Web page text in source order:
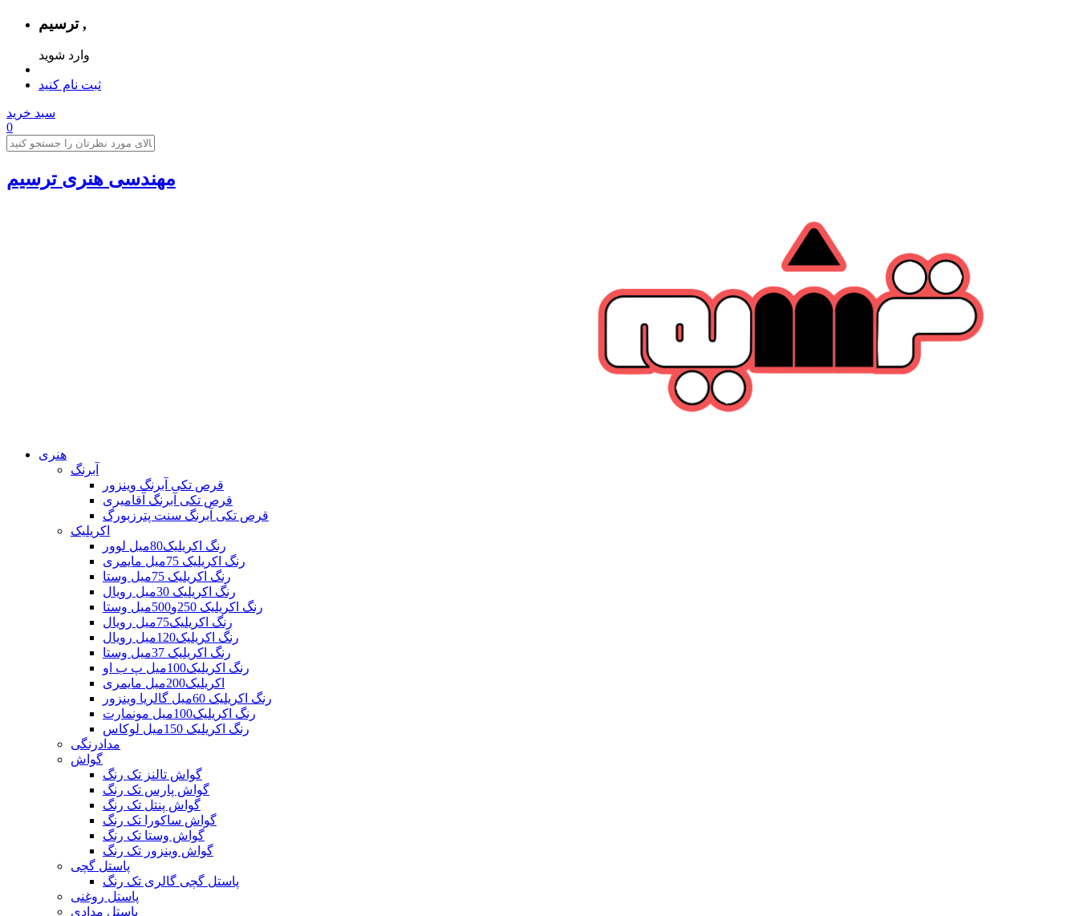
ترسیم ,
وارد شوید
ثبت نام کنید
سبد خرید
0
مهندسی هنری ترسیم
هنری
آبرنگ
قرص تکی آبرنگ وینزور
قرص تکی آبرنگ آقامیری
قرص تکی آبرنگ سنت پترزبورگ
اکریلیک
رنگ اکریلیک80میل لوور
رنگ اکریلیک 75میل مایمری
رنگ اکریلیک 75میل وستا
رنگ اکریلیک 30میل رویال
رنگ اکریلیک 250و500میل وستا
رنگ اکریلیک75میل رویال
رنگ اکریلیک120میل رویال
رنگ اکریلیک 37میل وستا
رنگ اکریلیک100میل پ ب او
اکریلیک200میل مایمری
رنگ اکریلیک 60میل گالریا وینزور
رنگ اکریلیک100میل مونمارت
رنگ اکریلیک 150میل لوکاس
مدادرنگی
گواش
گواش تالنز تک رنگ
گواش پارس تک رنگ
گواش پنتل تک رنگ
گواش ساکورا تک رنگ
گواش وستا تک رنگ
گواش وینزور تک رنگ
پاستل گچی
پاستل گچی گالری تک رنگ
پاستل روغنی
پاستل مدادی